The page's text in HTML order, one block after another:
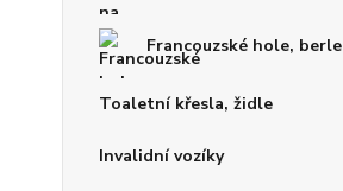
Francouzské hole, berle
Toaletní křesla, židle
Invalidní vozíky